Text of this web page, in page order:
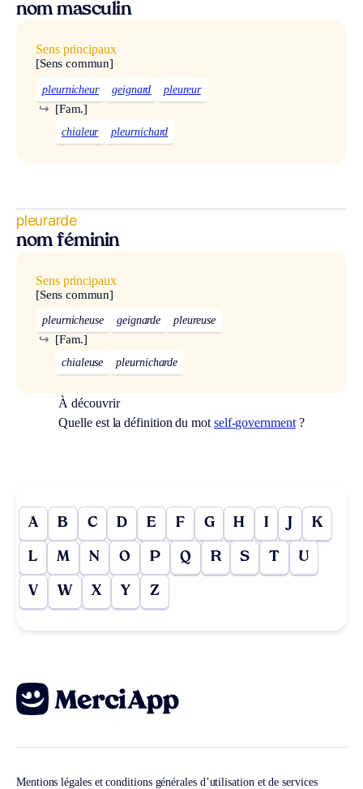
nom masculin
Sens principaux
[Sens commun]
pleurnicheur geignard pleureur
[Fam.]
↪
chialeur pleurnichard
pleurarde
nom féminin
Sens principaux
[Sens commun]
pleurnicheuse geignarde pleureuse
[Fam.]
↪
chialeuse pleurnicharde
À découvrir
Quelle est la définition du mot self-government?
A B C D E F G H I J K
L M N O P Q R S T U
V W X Y Z
Mentions légales et conditions générales d’utilisation et de services